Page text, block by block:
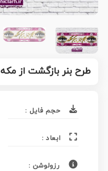
طرح بنر بازگشت از مکه
حجم فایل :
ابعاد :
رزولوشن :